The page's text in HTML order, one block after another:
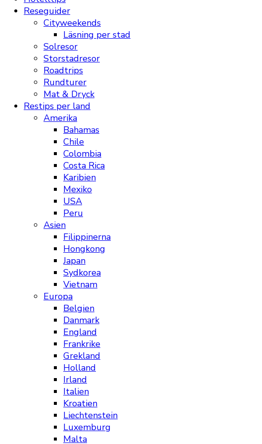
Reseguider
Cityweekends
Läsning per stad
Solresor
Storstadresor
Roadtrips
Rundturer
Mat & Dryck
Restips per land
Amerika
Bahamas
Chile
Colombia
Costa Rica
Karibien
Mexiko
USA
Peru
Asien
Filippinerna
Hongkong
Japan
Sydkorea
Vietnam
Europa
Belgien
Danmark
England
Frankrike
Grekland
Holland
Irland
Italien
Kroatien
Liechtenstein
Luxemburg
Malta